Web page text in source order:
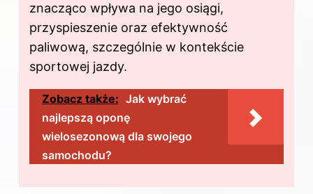
znacząco wpływa na jego osiągi,
przyspieszenie oraz efektywność
paliwową, szczególnie w kontekście
sportowej jazdy.
Zobacz także: Jak wybrać
najlepszą oponę
wielosezonową dla swojego
samochodu?